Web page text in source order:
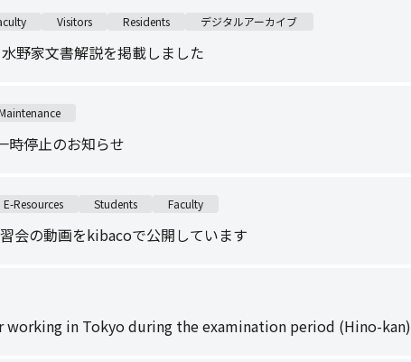
Visitors Residents デジタルアーカイブ
野家文書解説を掲載しました
時停止のお知らせ
E-Resources Students Faculty
会の動画をkibacoで公開しています
in Tokyo during the examination period (Hino-kan)